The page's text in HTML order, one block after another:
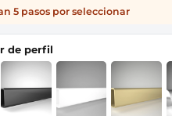
5 pasos por seleccionar
de perfil